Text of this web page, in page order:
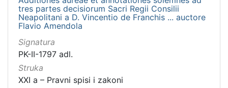
tres partes decisiorum Sacri Regii Consilii
Neapolitani a D. Vincentio de Franchis ... auctore
Flavio Amendola
Signatura
PK-II-1797 adl.
Struka
XXI a – Pravni spisi i zakoni